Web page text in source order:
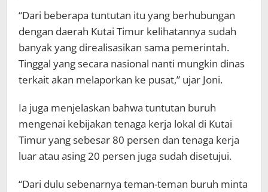
“Dari beberapa tuntutan itu yang berhubungan
dengan daerah Kutai Timur kelihatannya sudah
banyak yang direalisasikan sama pemerintah.
Tinggal yang secara nasional nanti mungkin dinas
terkait akan melaporkan ke pusat,” ujar Joni.
Ia juga menjelaskan bahwa tuntutan buruh
mengenai kebijakan tenaga kerja lokal di Kutai
Timur yang sebesar 80 persen dan tenaga kerja
luar atau asing 20 persen juga sudah disetujui.
“Dari dulu sebenarnya teman-teman buruh minta